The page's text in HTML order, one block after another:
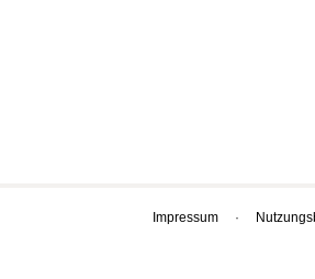
Impressum ·